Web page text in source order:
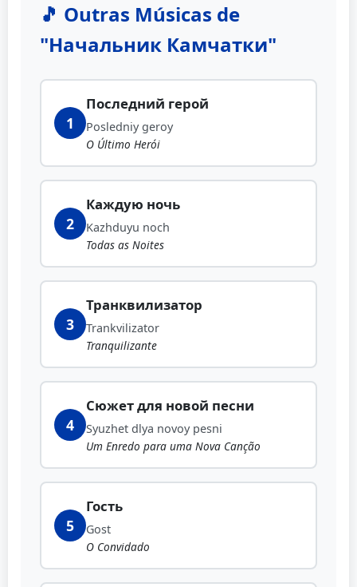
🎵 Outras Músicas de
"Начальник Камчатки"
1
Последний герой
Posledniy geroy
O Último Herói
2
Каждую ночь
Kazhduyu noch
Todas as Noites
3
Транквилизатор
Trankvilizator
Tranquilizante
4
Сюжет для новой песни
Syuzhet dlya novoy pesni
Um Enredo para uma Nova Canção
5
Гость
Gost
O Convidado